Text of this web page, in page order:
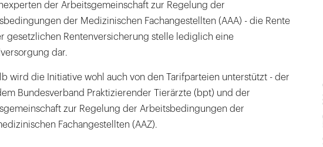
der Arbeitsgemeinschaft zur Regelung der
der Medizinischen Fachangestellten (AAA) - die Rente
gesetzlichen Rentenversicherung stelle lediglich eine
dar.
wird die Initiative wohl auch von den Tarifparteien unterstützt - der
Bundesverband Praktizierender Tierärzte (bpt) und der
zur Regelung der Arbeitsbedingungen der
Fachangestellten (AAZ).